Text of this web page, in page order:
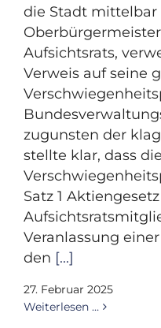
die Stadt
Aufsichtsrats,
Verweis auf seine
zugunsten der
stellte klar, dass die
Satz 1
Veranlassung
den [...]
27. Februar 2025
Weiterlesen …